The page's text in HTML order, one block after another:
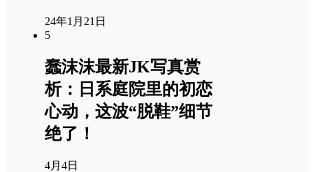
24年1月21日
5
蠢沫沫最新JK写真赏
析：日系庭院里的初恋
心动，这波“脱鞋”细节
绝了！
4月4日